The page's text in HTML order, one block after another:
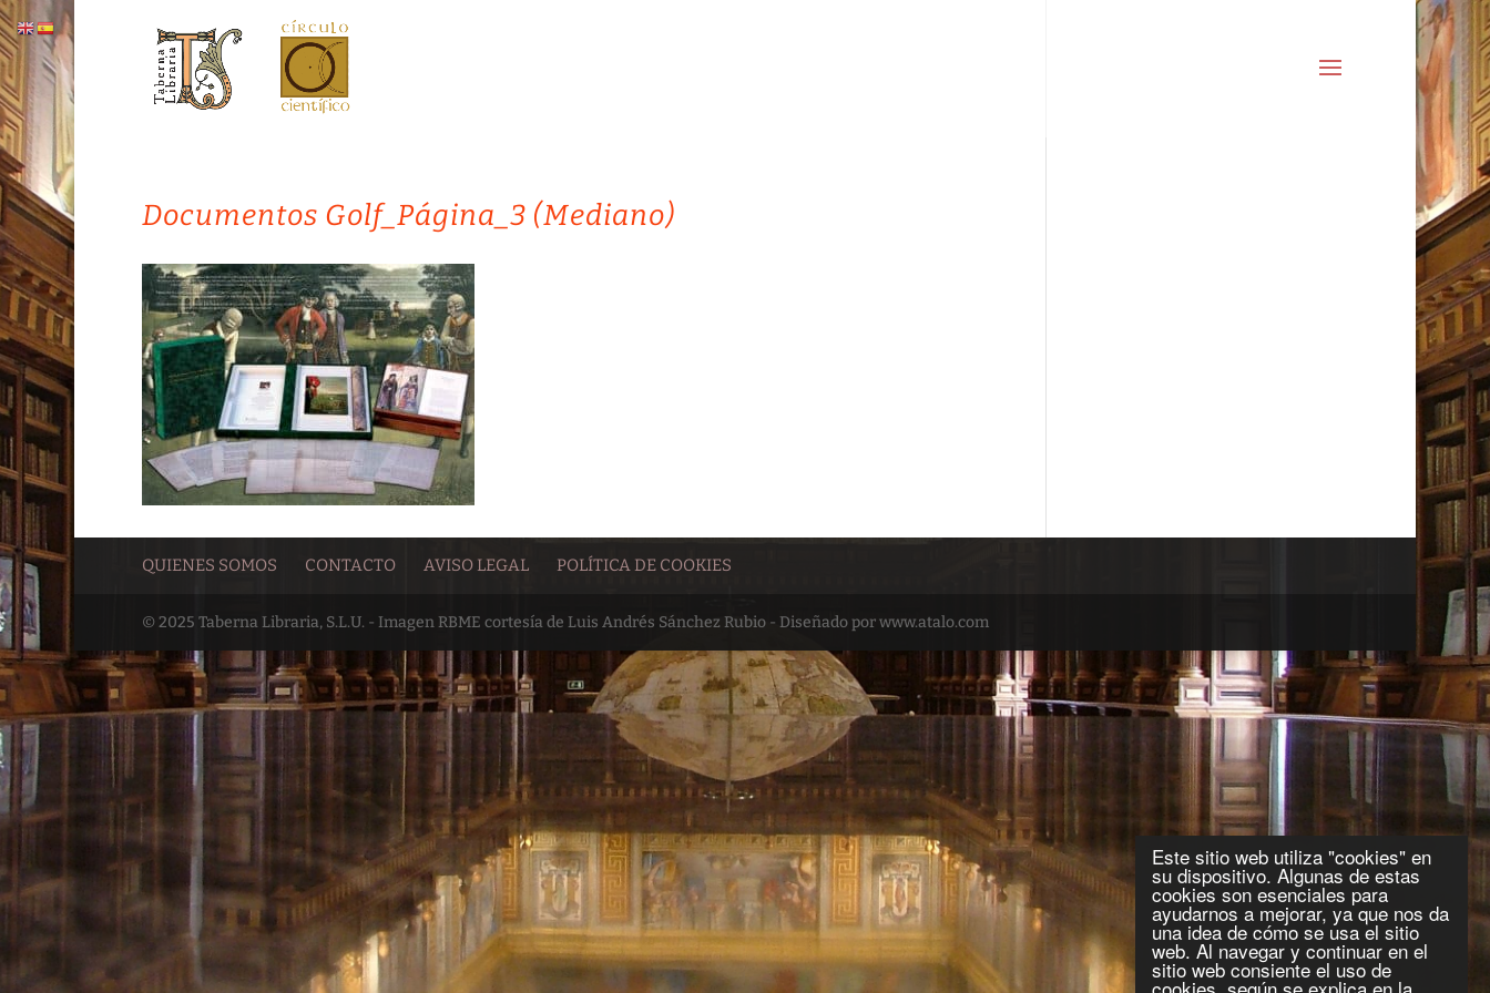
Este sitio web utiliza "cookies" en
su dispositivo. Algunas de estas
cookies son esenciales para
ayudarnos a mejorar, ya que nos da
una idea de cómo se usa el sitio
web. Al navegar y continuar en el
sitio web consiente el uso de
Documentos Golf_Página_3 (Mediano)
QUIENES SOMOS CONTACTO AVISO LEGAL POLÍTICA DE COOKIES
© 2025 Taberna Libraria, S.L.U. - Imagen RBME cortesía de Luis Andrés Sánchez Rubio - Diseñado por www.atalo.com